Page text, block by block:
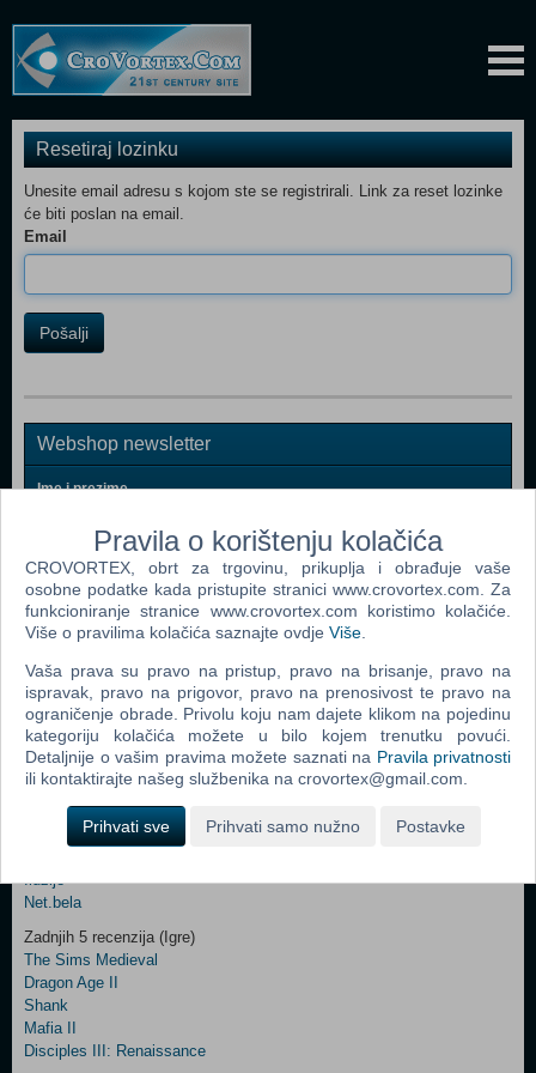
Resetiraj lozinku
Unesite email adresu s kojom ste se registrirali. Link za reset lozinke
će biti poslan na email.
Email
Pošalji
Webshop newsletter
Ime i prezime
Vaš email
Control
Field
One
Newsletter
Control
Two
Newsletter
Control
Field
Three
Prijavi me Odjava
Ova stranica i njen sadržaj su © Copyright 2001 - 2026 by CroVortex.
Zabava
Iluzije
Net.bela
Zadnjih 5 recenzija (Igre)
The Sims Medieval
Dragon Age II
Shank
Mafia II
Disciples III: Renaissance
Pravila o korištenju kolačića
CROVORTEX, obrt za trgovinu, prikuplja i obrađuje vaše
osobne podatke kada pristupite stranici www.crovortex.com. Za
funkcioniranje stranice www.crovortex.com koristimo kolačiće.
Više o pravilima kolačića saznajte ovdje Više
Vaša prava su pravo na pristup, pravo na brisanje, pravo na
ispravak, pravo na prigovor, pravo na prenosivost te pravo na
ograničenje obrade. Privolu koju nam dajete klikom na pojedinu
kategoriju kolačića možete u bilo kojem trenutku povući.
Detaljnije o vašim pravima možete saznati na Pravila privatnosti
ili kontaktirajte našeg službenika na crovortex@gmail.com.
Prihvati sve Prihvati samo nužno Postavke